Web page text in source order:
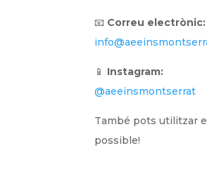
📧 Correu electrònic:
📱 Instagram:
@aeeinsmontserrat
També pots utilitzar
possible!